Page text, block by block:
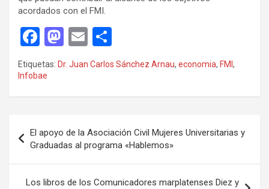
acordados con el FMI.
F
a
ce
b
o
k
M
a
st
o
o
n
E
m
ail
o
m
p
tir
Etiquetas: Dr. Juan Carlos Sánchez Arnau, economia, FMI ,
Infobae
de
entradas
El apoyo de la Asociación Civil Mujeres Universitarias y
Graduadas al programa «Hablemos»
Los libros de los Comunicadores marplatenses Diez y